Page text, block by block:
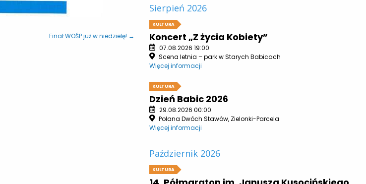
Finał WOŚP już w niedzielę! →
Sierpień 2026
KULTURA
Koncert „Z życia Kobiety”
07.08.2026 19:00
Scena letnia – park w Starych Babicach
Więcej informacji
KULTURA
Dzień Babic 2026
29.08.2026 00:00
Polana Dwóch Stawów, Zielonki-Parcela
Więcej informacji
Październik 2026
KULTURA